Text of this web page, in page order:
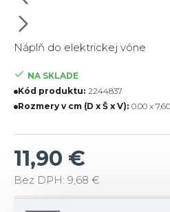
Náplň do elektrickej vône
11,90 €
Bez DPH: 9,68 €
NA SKLADE
Kód produktu: 2244837
Rozmery v cm (D x Š x V): 0.00 x